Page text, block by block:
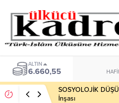
ALTIN
6.660,55
SOSYOLOJİK
İnşası